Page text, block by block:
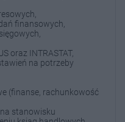
finansowych,
oraz INTRASTAT,
na potrzeby
(finanse, rachunkowość
stanowisku